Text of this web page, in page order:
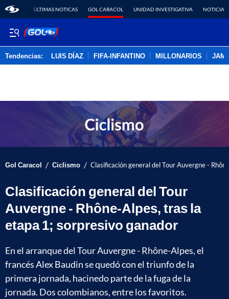
ÚLTIMAS NOTICAS GOL CARACOL UNIDAD INVESTIGATIVA NOTICIAS
Tendencias: LUIS DÍAZ FIFA-INFANTINO MILLONARIOS
Gol Caracol / Ciclismo / Clasificación general del Tour Auvergne -
Clasificación general del Tour
Auvergne - Rhône-Alpes, tras la
etapa 1; sorpresivo ganador
En el arranque del Tour Auvergne - Rhône-Alpes, el
francés Alex Baudin se quedó con el triunfo de la
primera jornada, hacinedo parte de la fuga de la
jornada. Dos colombianos, entre los favoritos.